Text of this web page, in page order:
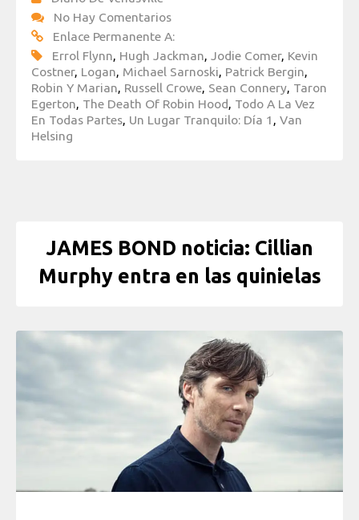
No Hay Comentarios
Enlace Permanente A:
Errol Flynn, Hugh Jackman, Jodie Comer, Kevin
Costner, Logan, Michael Sarnoski, Patrick Bergin,
Robin Y Marian, Russell Crowe, Sean Connery, Taron
Egerton, The Death Of Robin Hood, Todo A La Vez
En Todas Partes, Un Lugar Tranquilo: Día 1 , Van
Helsing
JAMES BOND noticia: Cillian
Murphy entra en las quinielas